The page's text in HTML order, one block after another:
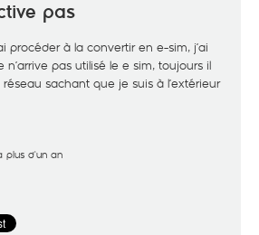
pas
procéder à la convertir en e-sim, j’ai
pas utilisé le e sim, toujours il
sachant que je suis à l’extérieur
plus d'un an